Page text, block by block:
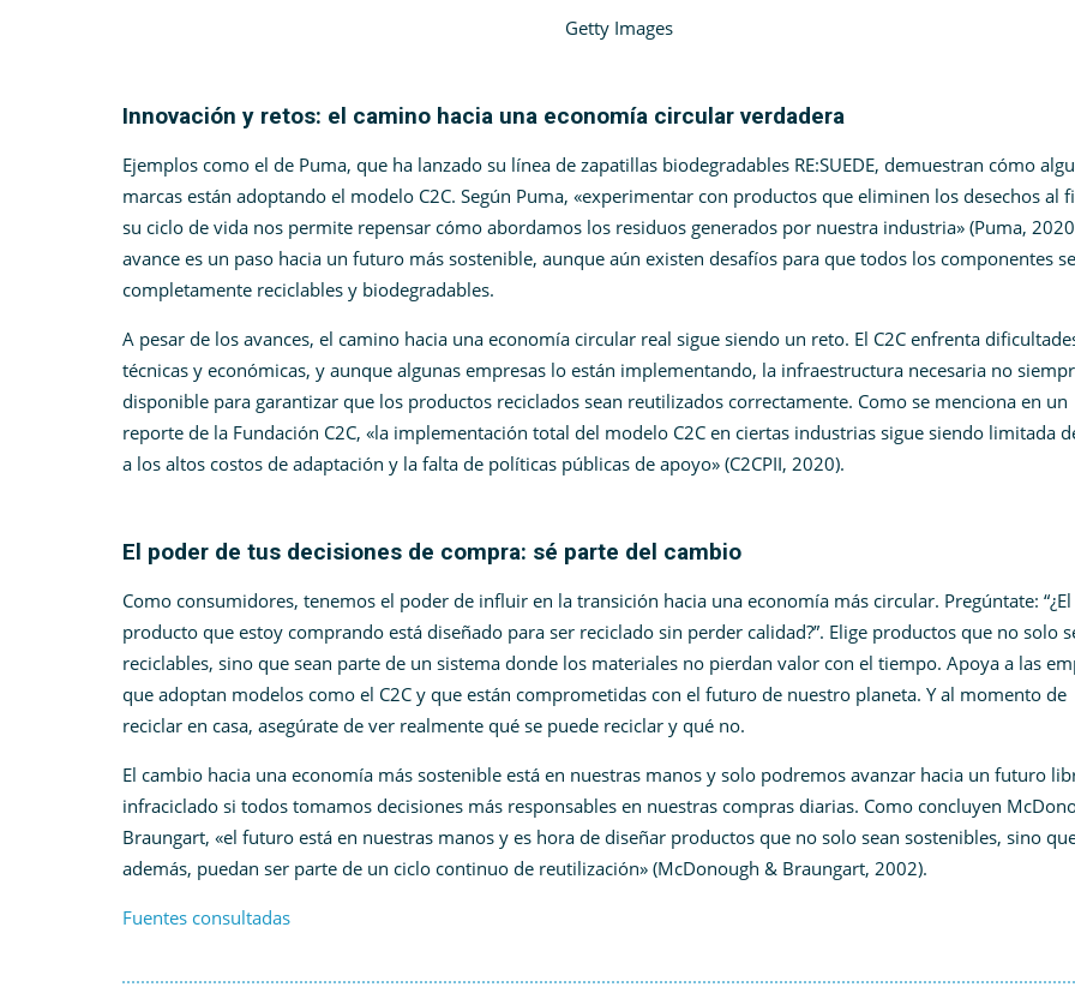
Getty Images
Innovación y retos: el camino hacia una economía circular verdadera
Ejemplos como el de Puma, que ha lanzado su línea de zapatillas biodegradables RE:SUEDE, demuestran cómo
marcas están adoptando el modelo C2C. Según Puma, «experimentar con productos que eliminen los desechos al
su ciclo de vida nos permite repensar cómo abordamos los residuos generados por nuestra industria» (Puma,
avance es un paso hacia un futuro más sostenible, aunque aún existen desafíos para que todos los componentes
completamente reciclables y biodegradables.
A pesar de los avances, el camino hacia una economía circular real sigue siendo un reto. El C2C enfrenta
técnicas y económicas, y aunque algunas empresas lo están implementando, la infraestructura necesaria no
disponible para garantizar que los productos reciclados sean reutilizados correctamente. Como se menciona en un
reporte de la Fundación C2C, «la implementación total del modelo C2C en ciertas industrias sigue siendo limitada
a los altos costos de adaptación y la falta de políticas públicas de apoyo» (C2CPII, 2020)​.
El poder de tus decisiones de compra: sé parte del cambio
Como consumidores, tenemos el poder de influir en la transición hacia una economía más circular. Pregúntate: “¿El
producto que estoy comprando está diseñado para ser reciclado sin perder calidad?”. Elige productos que no solo
reciclables, sino que sean parte de un sistema donde los materiales no pierdan valor con el tiempo. Apoya a las
que adoptan modelos como el C2C y que están comprometidas con el futuro de nuestro planeta. Y al momento de
reciclar en casa, asegúrate de ver realmente qué se puede reciclar y qué no.
El cambio hacia una economía más sostenible está en nuestras manos y solo podremos avanzar hacia un futuro
infraciclado si todos tomamos decisiones más responsables en nuestras compras diarias. Como concluyen
Braungart, «el futuro está en nuestras manos y es hora de diseñar productos que no solo sean sostenibles, sino
además, puedan ser parte de un ciclo continuo de reutilización» (McDonough & Braungart, 2002)​.
Fuentes consultadas